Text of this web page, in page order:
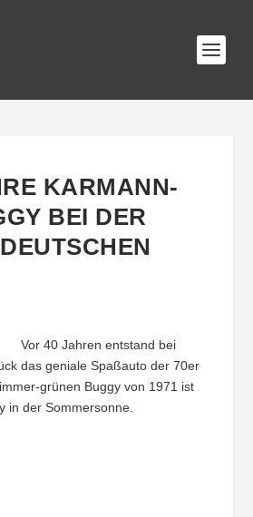
KARMANN-
BEI DER
Vor 40 Jahren entstand bei
das geniale Spaßauto der 70er
grünen Buggy von 1971 ist
in der Sommersonne.